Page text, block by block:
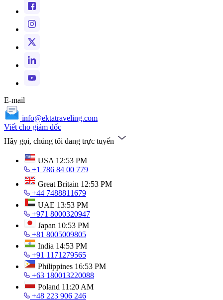
E-mail
info@ektatraveling.com
Viết cho giám đốc
Hãy gọi, chúng tôi đang trực tuyến
USA 12:53 PM
+1 786 84 00 779
Great Britain 12:53 PM
+44 7488811679
UAE 13:53 PM
+971 8000320947
Japan 10:53 PM
+81 8005009805
India 14:53 PM
+91 1171279565
Philippines 16:53 PM
+63 180013220088
Poland 11:20 AM
+48 223 906 246